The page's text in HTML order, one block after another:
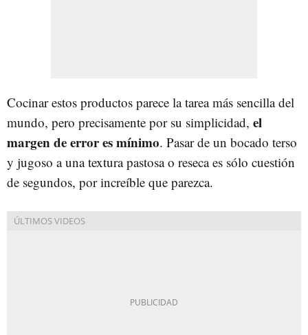
Cocinar estos productos parece la tarea más sencilla del
mundo, pero precisamente por su simplicidad, el
margen de error es mínimo. Pasar de un bocado terso
y jugoso a una textura pastosa o reseca es sólo cuestión
de segundos, por increíble que parezca.